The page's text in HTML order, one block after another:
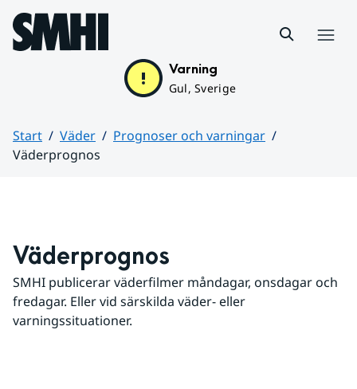
Hoppa till sidans innehåll
Varning
Gul, Sverige
Start Väder
Prognoser och varningar
Väderprognos
Väderprognos
SMHI publicerar väderfilmer måndagar, onsdagar och
fredagar. Eller vid särskilda väder- eller
varningssituationer.